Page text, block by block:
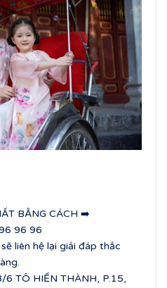
BẰNG CÁCH ➡️
96 96
liên hệ lại giải đáp thắc
TÔ HIẾN THÀNH, P.15,